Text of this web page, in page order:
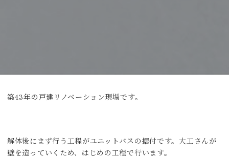
築43年の戸建リノベーション現場です。
解体後にまず行う工程がユニットバスの据付です。大工さんが
壁を造っていくため、はじめの工程で行います。